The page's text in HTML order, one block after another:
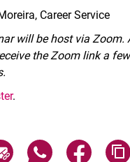
Career Service
will be host via Zoom.
the Zoom link a
.
.
Seite über E-Mail teilen
Seite überSeite